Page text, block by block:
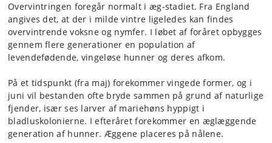
Overvintringen foregår normalt i æg-stadiet. Fra England
angives det, at der i milde vintre ligeledes kan findes
overvintrende voksne og nymfer. I løbet af foråret opbygges
gennem flere generationer en population af
levendefødende, vingeløse hunner og deres afkom.
På et tidspunkt (fra maj) forekommer vingede former, og i
juni vil bestanden ofte bryde sammen på grund af naturlige
fjender, især ses larver af mariehøns hyppigt i
bladluskolonierne. I efteråret forekommer en æglæggende
generation af hunner. Æggene placeres på nålene.